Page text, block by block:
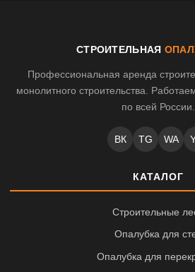
СТРОИТЕЛЬНАЯ
Профессиональная аренда
монолитного строительства.
по всей России.
ВК TG WA
КАТАЛОГ
Строительные
Опалубка для
Опалубка для